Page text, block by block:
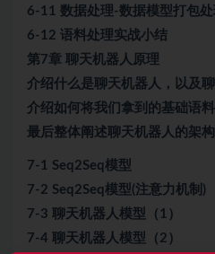
6-11 数据处理-数据模型打包处
6-12 语料处理实战小结
第7章 聊天机器人原理
介绍什么是聊天机器人，以及
介绍如何将我们拿到的基础语
最后整体阐述聊天机器人的架
7-1 Seq2Seq模型
7-2 Seq2Seq模型(注意力机制)
7-3 聊天机器人模型（1）
7-4 聊天机器人模型（2）